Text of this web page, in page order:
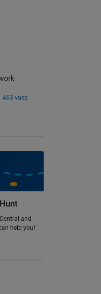
and
help you!